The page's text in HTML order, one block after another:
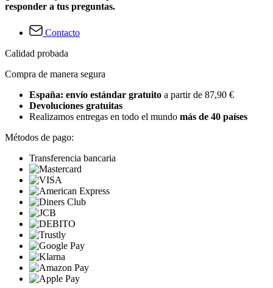
responder a tus preguntas.
Contacto
Calidad probada
Compra de manera segura
España: envío estándar gratuito a partir de 87,90 €
Devoluciones gratuitas
Realizamos entregas en todo el mundo más de 40 países
Métodos de pago:
Transferencia bancaria